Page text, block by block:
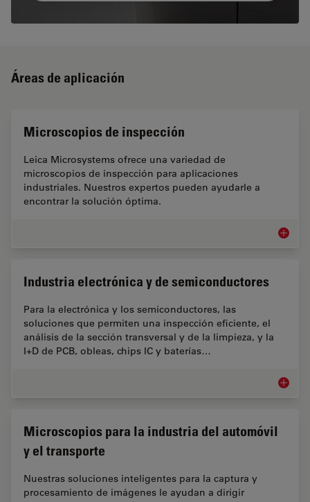
Áreas de aplicación
Microscopios de inspección
Leica Microsystems ofrece una variedad de
microscopios de inspección para aplicaciones
industriales. Nuestros expertos pueden ayudarle a
encontrar la solución óptima.
Industria electrónica y de semiconductores
Para la electrónica y los semiconductores, las
soluciones que permiten una inspección eficiente, el
análisis de la sección transversal y de la limpieza, y la
I+D de PCB, obleas, chips IC y baterías…
Microscopios para la industria del automóvil
y el transporte
Nuestras soluciones inteligentes para la captura y
procesamiento de imágenes le ayudan a dirigir